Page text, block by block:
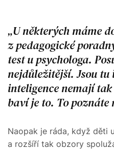
U některých máme
z pedagogické
test u psychologa.
nejdůležitější. Jsou tu
inteligence nemají
baví je to. To poznáte
Naopak je ráda, když děti
a rozšíří tak obzory